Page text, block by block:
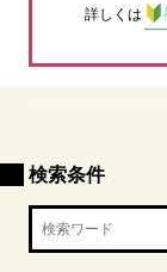
詳しくは
検索条件